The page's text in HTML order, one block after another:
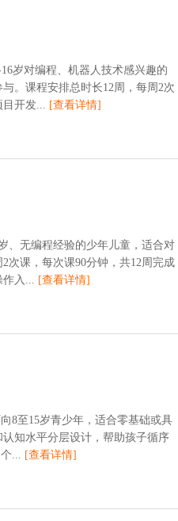
岁对编程、机器人技术感兴趣的
。课程安排总时长12周，每周2次
目开发... [查看详情]
、无编程经验的少年儿童，适合对
次课，每次课90分钟，共12周完成
作入... [查看详情]
8至15岁青少年，适合零基础或具
知水平分层设计，帮助孩子循序
... [查看详情]